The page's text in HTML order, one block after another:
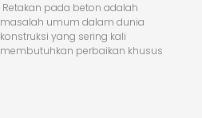
Retakan pada beton adalah
masalah umum dalam dunia
konstruksi yang sering kali
membutuhkan perbaikan khusus